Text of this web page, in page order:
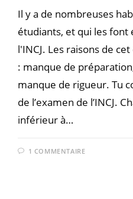
Il y a de nombreuses
étudiants, et qui les font
l'INCJ. Les raisons de
: manque de
manque de rigueur. Tu
de l’examen de l’INCJ.
inférieur à…
1 COMMENTAIRE